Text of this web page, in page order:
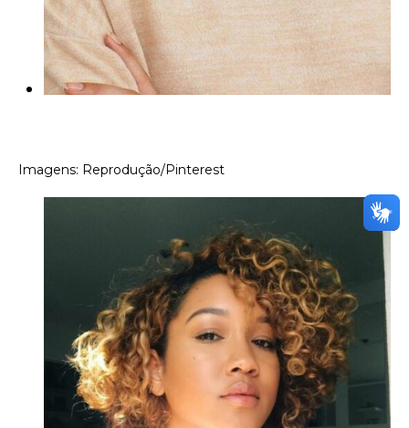
Imagens: Reprodução/Pinterest